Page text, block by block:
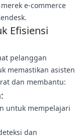
e-commerce
Efisiensi
pelanggan
memastikan asisten
dan membantu:
untuk mempelajari
dan